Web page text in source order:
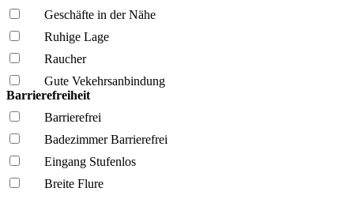
Geschäfte in der Nähe
Ruhige Lage
Raucher
Gute Vekehrsanbindung
Barrierefreiheit
Barrierefrei
Badezimmer Barrierefrei
Eingang Stufenlos
Breite Flure